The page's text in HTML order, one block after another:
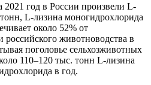
год в России произвели L-
L-лизина моногидрохлорида
около 52% от
животноводства в
поголовье сельхозживотных
110–120 тыс. тонн L-лизина
в год.